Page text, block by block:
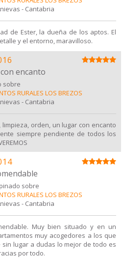
- Cantabria
de Ester, la dueña de los aptos. El
y el entorno, maravilloso.
encanto
sobre
RURALES LOS BREZOS
- Cantabria
limpieza, orden, un lugar con encanto
siempre pendiente de todos los
sobre
RURALES LOS BREZOS
- Cantabria
Muy bien situado y en un
muy acogedores a los que
lugar a dudas lo mejor de todo es
por todo.